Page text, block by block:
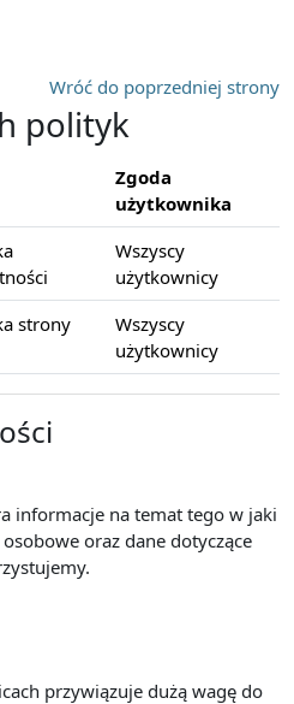
Wróć do poprzedniej strony
polityk
Zgoda
użytkownika
Wszyscy
użytkownicy
strony
Wszyscy
użytkownicy
informacje na temat tego w jaki
oraz dane dotyczące
przywiązuje dużą wagę do